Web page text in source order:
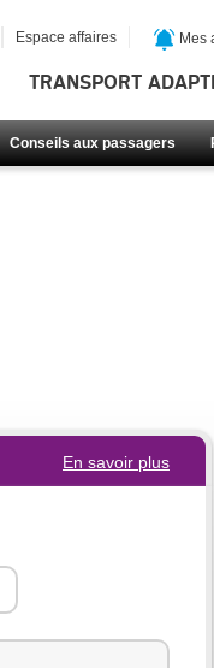
TRANSPORT
Conseils aux passagers
Espace affaires Mes
En savoir plus